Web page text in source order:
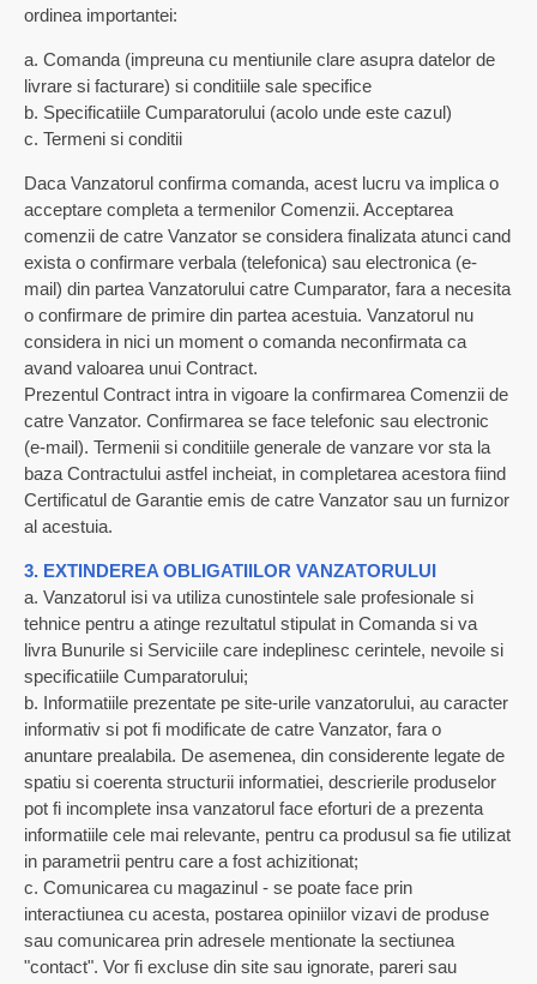
ordinea importantei:
a. Comanda (impreuna cu mentiunile clare asupra datelor de
livrare si facturare) si conditiile sale specifice
b. Specificatiile Cumparatorului (acolo unde este cazul)
c. Termeni si conditii
Daca Vanzatorul confirma comanda, acest lucru va implica o
acceptare completa a termenilor Comenzii. Acceptarea
comenzii de catre Vanzator se considera finalizata atunci cand
exista o confirmare verbala (telefonica) sau electronica (e-
mail) din partea Vanzatorului catre Cumparator, fara a necesita
o confirmare de primire din partea acestuia. Vanzatorul nu
considera in nici un moment o comanda neconfirmata ca
avand valoarea unui Contract.
Prezentul Contract intra in vigoare la confirmarea Comenzii de
catre Vanzator. Confirmarea se face telefonic sau electronic
(e-mail). Termenii si conditiile generale de vanzare vor sta la
baza Contractului astfel incheiat, in completarea acestora fiind
Certificatul de Garantie emis de catre Vanzator sau un furnizor
al acestuia.
3. EXTINDEREA OBLIGATIILOR VANZATORULUI
a. Vanzatorul isi va utiliza cunostintele sale profesionale si
tehnice pentru a atinge rezultatul stipulat in Comanda si va
livra Bunurile si Serviciile care indeplinesc cerintele, nevoile si
specificatiile Cumparatorului;
b. Informatiile prezentate pe site-urile vanzatorului, au caracter
informativ si pot fi modificate de catre Vanzator, fara o
anuntare prealabila. De asemenea, din considerente legate de
spatiu si coerenta structurii informatiei, descrierile produselor
pot fi incomplete insa vanzatorul face eforturi de a prezenta
informatiile cele mai relevante, pentru ca produsul sa fie utilizat
in parametrii pentru care a fost achizitionat;
c. Comunicarea cu magazinul - se poate face prin
interactiunea cu acesta, postarea opiniilor vizavi de produse
sau comunicarea prin adresele mentionate la sectiunea
"contact". Vor fi excluse din site sau ignorate, pareri sau